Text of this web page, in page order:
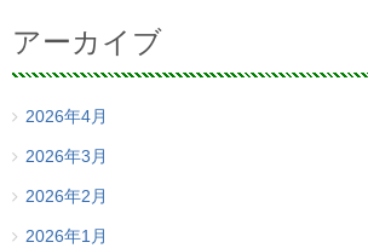
アーカイブ
2026年4月
2026年3月
2026年2月
2026年1月